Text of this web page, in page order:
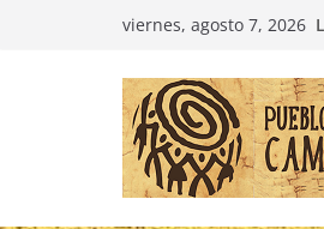
viernes, agosto 7, 2026